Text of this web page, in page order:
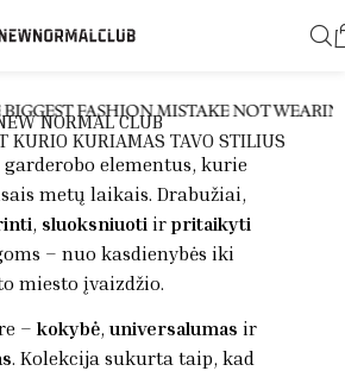
FASHION MISTAKE NOT
NORMAL CLUB
KURIO KURIAMAS TAVO STILIUS
elementus, kurie
metų laikais. Drabužiai,
, sluoksniuotiirpritaikyti
– nuo kasdienybės iki
miesto įvaizdžio.
–kokybė,universalumas ir
. Kolekcija sukurta taip, kad